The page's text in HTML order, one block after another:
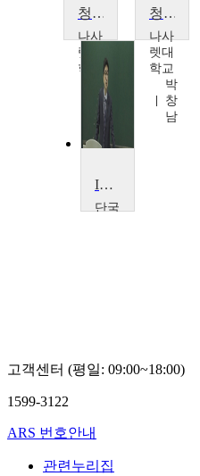
청소년 문제와 보호
나사
렛대
학교
박
창
남
청소년문제와 보호
나사
렛대
학교
박
창
남
IT정보보호법
단국
고객센터 (평일: 09:00~18:00)
1599-3122
ARS 번호안내
관련누리집